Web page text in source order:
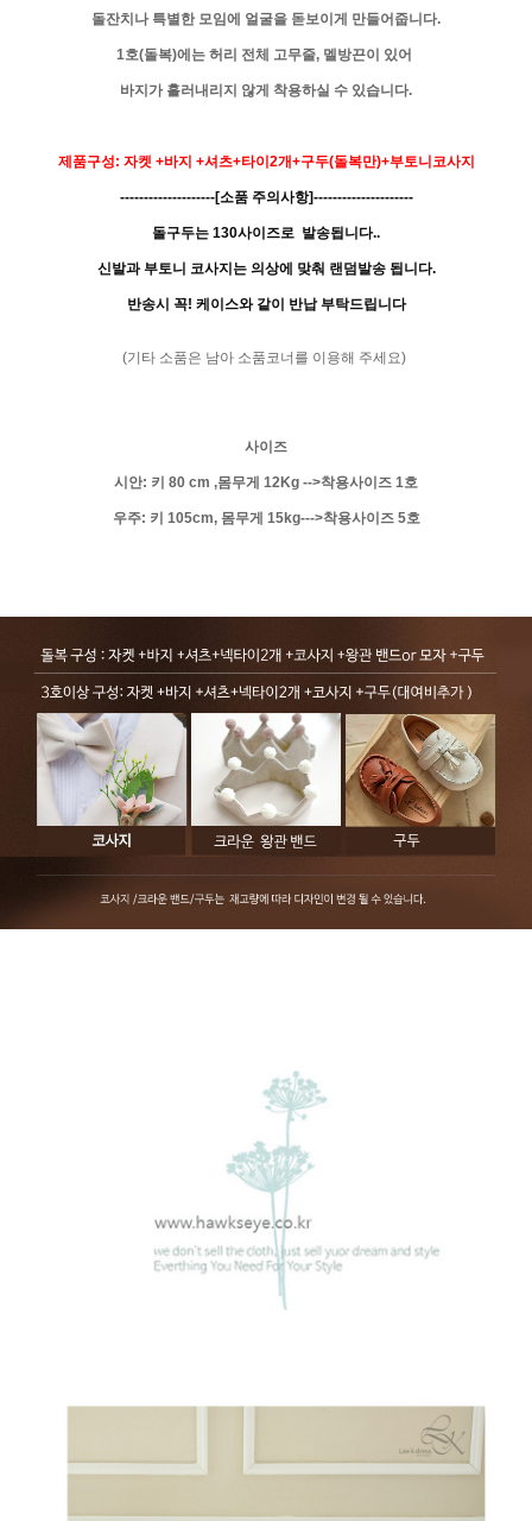
돌잔치나 특별한 모임에 얼굴을 돋보이게 만들어줍니다.
1호(돌복)에는 허리 전체 고무줄, 멜방끈이 있어
바지가 흘러내리지 않게 착용하실 수 있습니다.
제품구성: 자켓 +바지 +셔츠+타이2개+구두(돌복만)+부토니코사지
--------------------[소품 주의사항]---------------------
돌구두는 130사이즈로 발송됩니다..
신발과 부토니 코사지는 의상에 맞춰 랜덤발송 됩니다.
반송시 꼭! 케이스와 같이 반납 부탁드립니다
(기타 소품은 남아 소품코너를 이용해 주세요)
사이즈
시안: 키 80 cm ,몸무게 12Kg -->착용사이즈 1호
우주: 키 105cm, 몸무게 15kg--->착용사이즈 5호